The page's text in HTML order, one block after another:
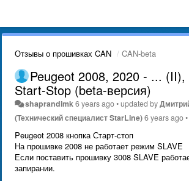
Отзывы о прошивках CAN CAN-beta
Peugeot 2008, 2020 - ... (II),
Start-Stop (beta-версия)
shaprandimk6 years ago•updated by
(Технический специалист StarLine)6 years ago•
Peugeot 2008 кнопка Старт-стоп
На прошивке 2008 не работает режим SLAVE
Если поставить прошивку 3008 SLAVE
запирании.